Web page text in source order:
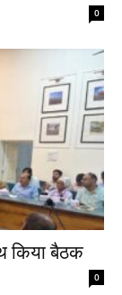
0
किया बैठक
0